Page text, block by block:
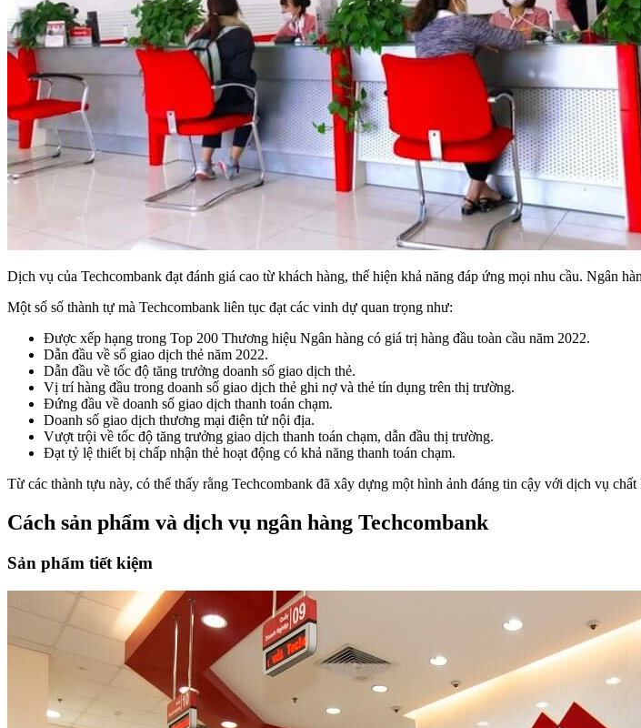
Dịch vụ của Techcombank đạt đánh giá cao từ khách hàng, thể hiện khả năng đáp ứng mọi nhu cầu. Ngân
Một số số thành tự mà Techcombank liên tục đạt các vinh dự quan trọng như:
Được xếp hạng trong Top 200 Thương hiệu Ngân hàng có giá trị hàng đầu toàn cầu năm 2022.
Dẫn đầu về số giao dịch thẻ năm 2022.
Dẫn đầu về tốc độ tăng trưởng doanh số giao dịch thẻ.
Vị trí hàng đầu trong doanh số giao dịch thẻ ghi nợ và thẻ tín dụng trên thị trường.
Đứng đầu về doanh số giao dịch thanh toán chạm.
Doanh số giao dịch thương mại điện tử nội địa.
Vượt trội về tốc độ tăng trưởng giao dịch thanh toán chạm, dẫn đầu thị trường.
Đạt tỷ lệ thiết bị chấp nhận thẻ hoạt động có khả năng thanh toán chạm.
Từ các thành tựu này, có thể thấy rằng Techcombank đã xây dựng một hình ảnh đáng tin cậy với dịch vụ
Cách sản phẩm và dịch vụ ngân hàng Techcombank
Sản phẩm tiết kiệm